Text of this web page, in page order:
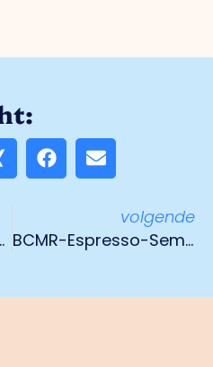
Venlo gaat door
volgende
BCMR-Espresso-Seminar over het omgaan met werkdruk